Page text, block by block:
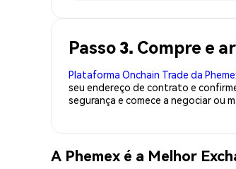
Passo 3. Compre e
Plataforma Onchain Trade da
seu endereço de contrato e
segurança e comece a negociar ou
A Phemex é a Melhor